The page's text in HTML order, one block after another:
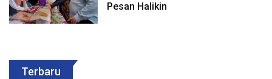
Pesan Halikin
Terbaru